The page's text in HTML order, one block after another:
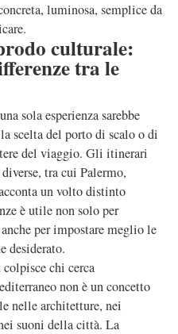
luminosa, semplice da
culturale:
tra le
sola esperienza sarebbe
scelta del porto di scalo o di
del viaggio. Gli itinerari
tra cui Palermo,
un volto distinto
è utile non solo per
per impostare meglio le
desiderato.
chi cerca
non è un concetto
nelle architetture, nei
suoni della città. La